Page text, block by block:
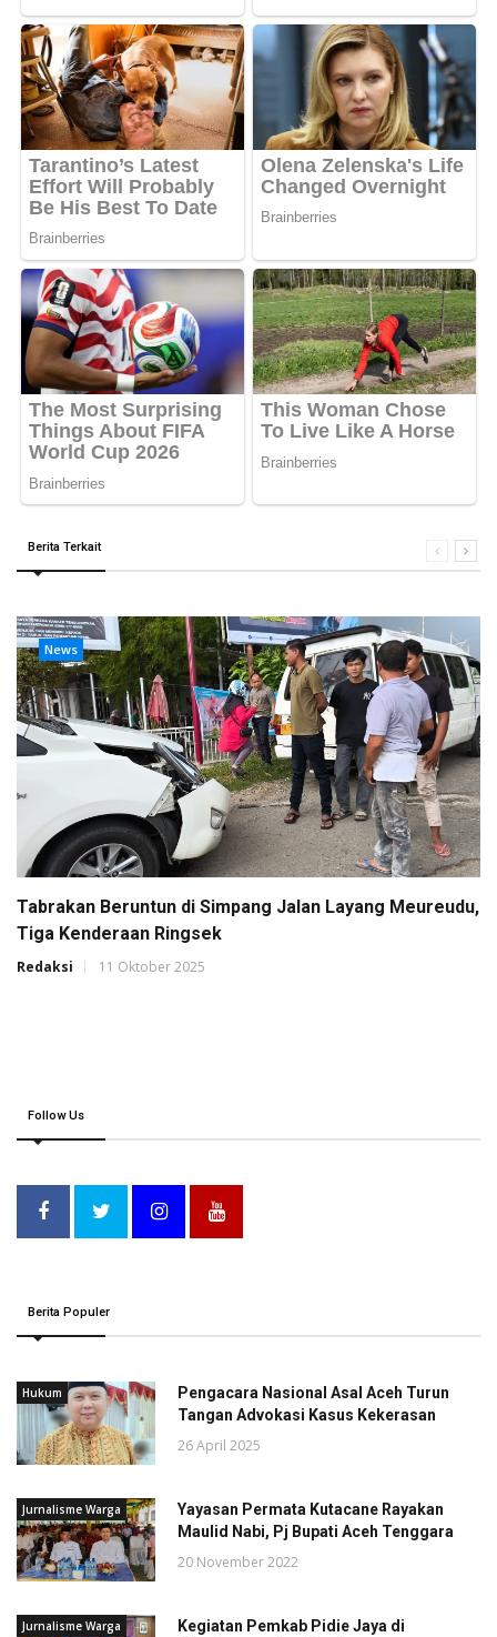
Berita Terkait
News
Tabrakan Beruntun di Simpang Jalan Layang Meureudu,
Tiga Kenderaan Ringsek
Redaksi 11 Oktober 2025
Follow Us
Berita Populer
Hukum
Pengacara Nasional Asal Aceh Turun
Tangan Advokasi Kasus Kekerasan
26 April 2025
Jurnalisme Warga
Yayasan Permata Kutacane Rayakan
Maulid Nabi, Pj Bupati Aceh Tenggara
20 November 2022
Jurnalisme Warga
Kegiatan Pemkab Pidie Jaya di